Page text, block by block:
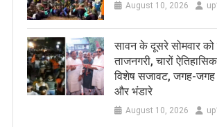
August 10, 2026
सावन के दूसरे सोमवार को
ताजनगरी, चारों
विशेष सजावट, जगह-जगह
और भंडारे
August 10, 2026